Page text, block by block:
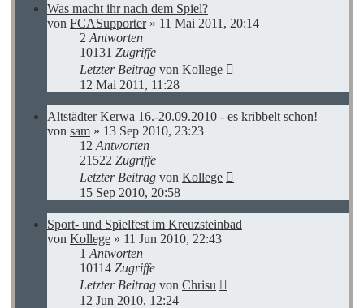
Was macht ihr nach dem Spiel?
von FCASupporter» 11 Mai 2011, 20:14
2 Antworten
10131 Zugriffe
Letzter Beitrag von Kollege
12 Mai 2011, 11:28
Altstädter Kerwa 16.-20.09.2010 - es kribbelt schon!
von sam » 13 Sep 2010, 23:23
12 Antworten
21522 Zugriffe
Letzter Beitrag von Kollege
15 Sep 2010, 20:58
Sport- und Spielfest im Kreuzsteinbad
von Kollege » 11 Jun 2010, 22:43
1 Antworten
10114 Zugriffe
Letzter Beitrag von Chrisu
12 Jun 2010, 12:24